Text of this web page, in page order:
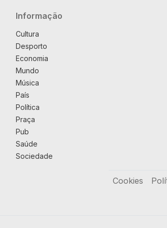
Navegação principal
Informação
Cultura
Desporto
Economia
Mundo
Música
País
Política
Praça
Pub
Saúde
Sociedade
Cookies